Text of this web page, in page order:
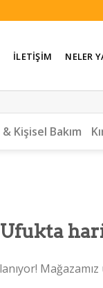
İLETIŞIM NELER
Kişisel Bakım
Ufukta
Mağazamız